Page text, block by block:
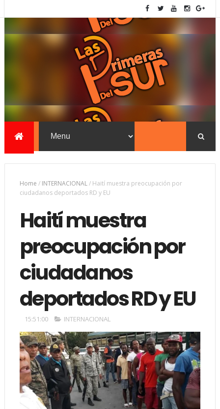
Home / INTERNACIONAL/ Haití muestra preocupación por
ciudadanos deportados RD y EU
Haití muestra
preocupación por
ciudadanos
deportados RD y EU
15:51:00 INTERNACIONAL